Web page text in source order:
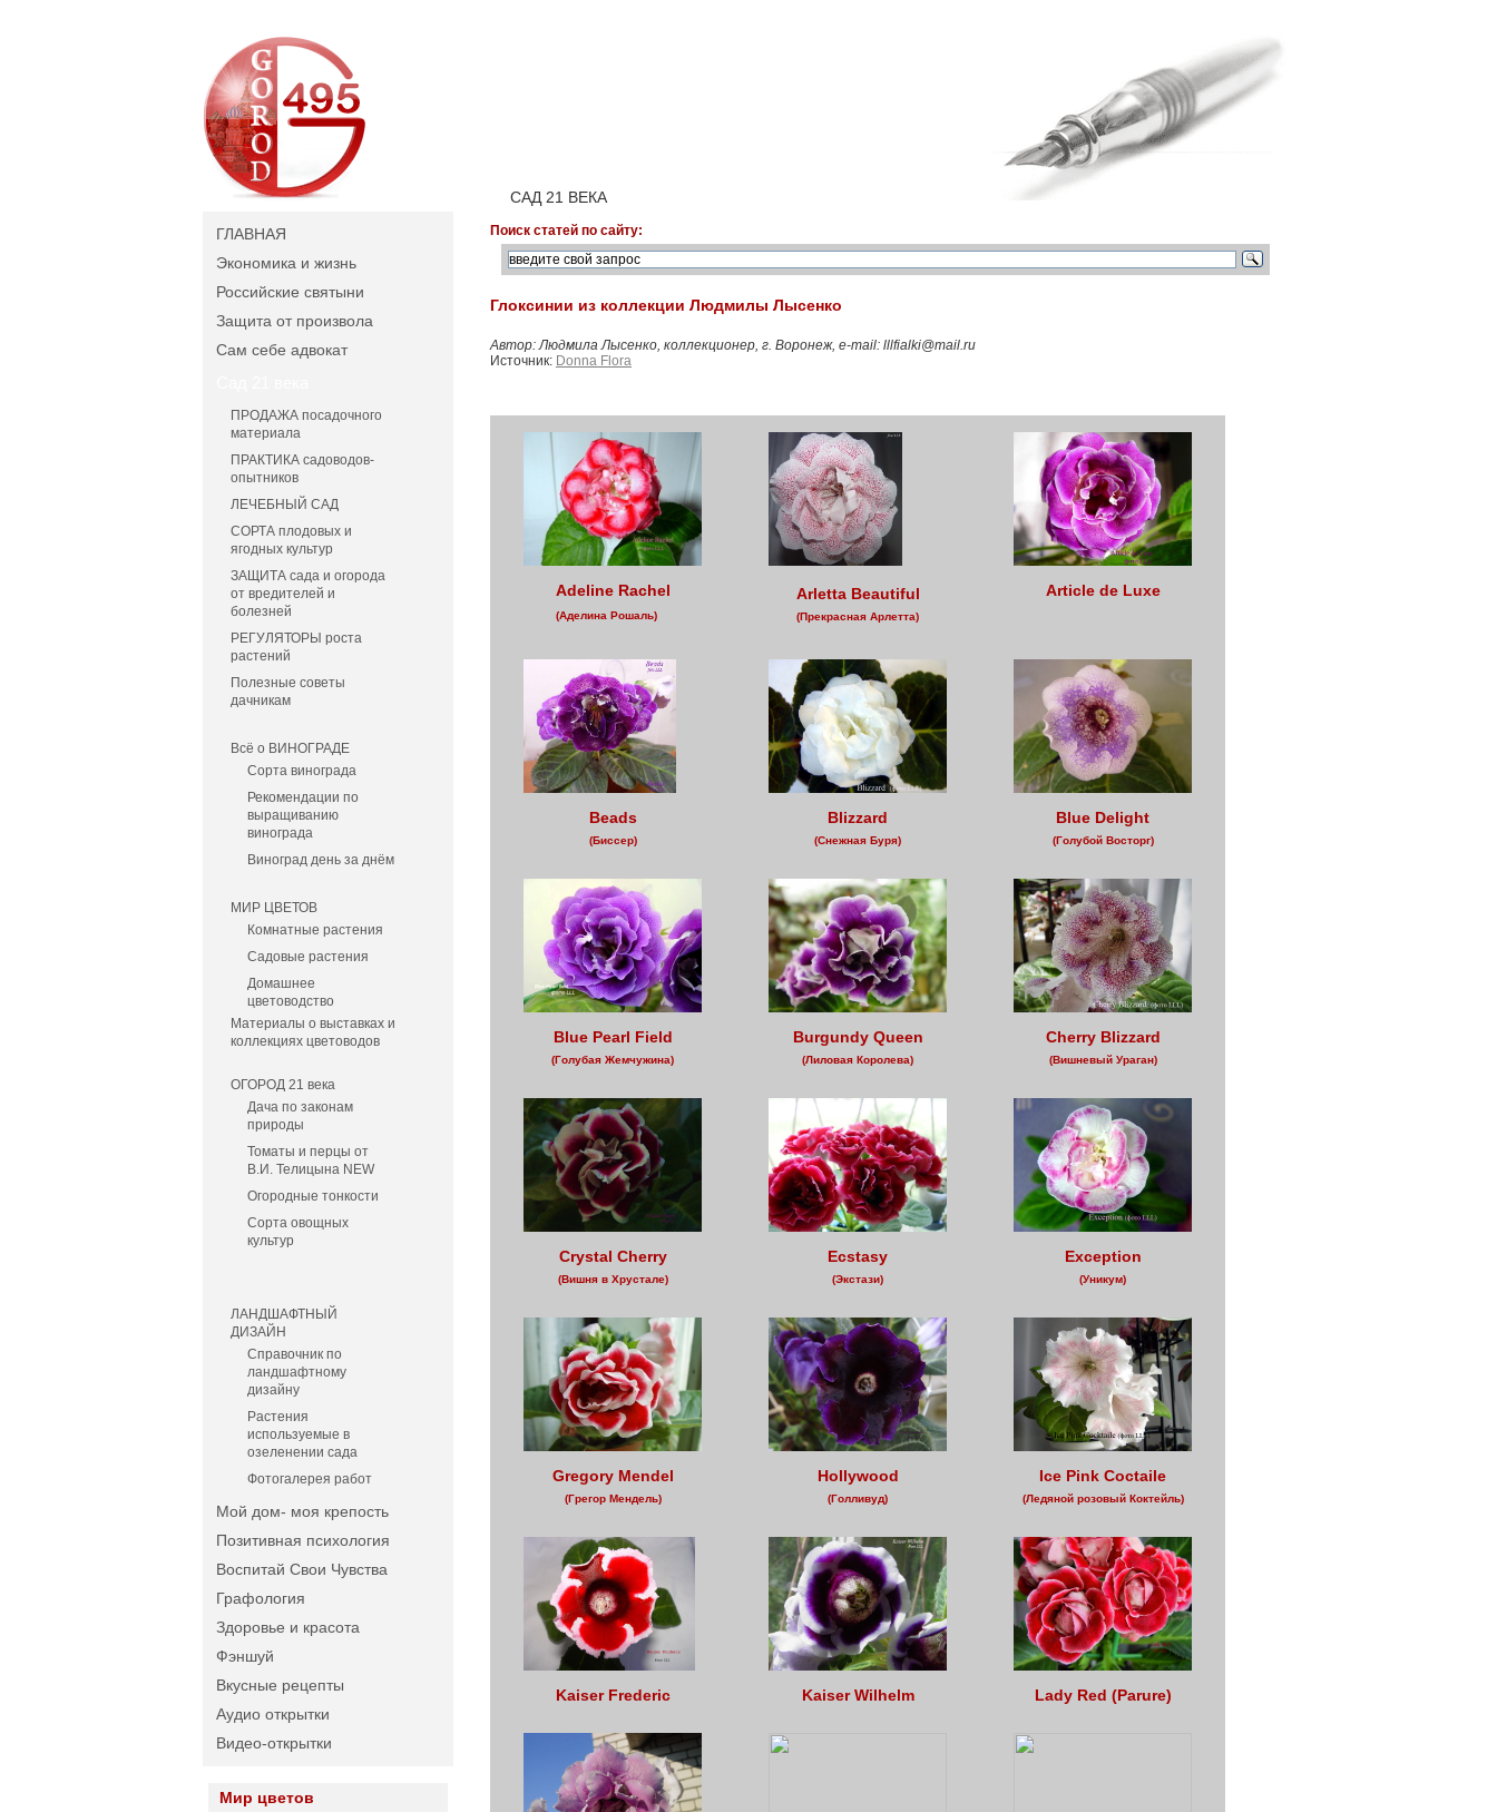
ГЛАВНАЯ
Экономика и жизнь
Российские святыни
Защита от произвола
Сам себе адвокат
ПРОДАЖА посадочного
материала
ПРАКТИКА садоводов-
опытников
ЛЕЧЕБНЫЙ САД
СОРТА плодовых и
ягодных культур
ЗАЩИТА сада и огорода
от вредителей и
болезней
РЕГУЛЯТОРЫ роста
растений
Полезные советы
дачникам
Всё о ВИНОГРАДЕ
Сорта винограда
Рекомендации по
выращиванию
винограда
Виноград день за днём
МИР ЦВЕТОВ
Комнатные растения
Садовые растения
Домашнее
цветоводство
Материалы о выставках и
коллекциях цветоводов
ОГОРОД 21 века
Дача по законам
природы
Томаты и перцы от
В.И. Телицына NEW
Огородные тонкости
Сорта овощных
культур
ЛАНДШАФТНЫЙ
ДИЗАЙН
Справочник по
ландшафтному
дизайну
Растения
используемые в
озеленении сада
Фотогалерея работ
Мой дом- моя крепость
Позитивная психология
Воспитай Свои Чувства
Графология
Здоровье и красота
Фэншуй
Вкусные рецепты
Аудио открытки
Видео-открытки
Мир цветов
САД 21 ВЕКА
Поиск статей по сайту:
Глоксинии из коллекции Людмилы Лысенко
Автор: Людмила Лысенко, коллекционер, г. Воронеж, e-mail: lllfialki@mail.ru
Источник: Donna Flora
Adeline Rachel
(Аделина Рошаль)
Arletta Beautiful
(Прекрасная Арлетта)
Article de Luxe
Beads
(Биссер)
Blizzard
(Снежная Буря)
Blue Delight
(Голубой Восторг)
Blue Pearl Field
(Голубая Жемчужина)
Burgundy Queen
(Лиловая Королева)
Cherry Blizzard
(Вишневый Ураган)
Crystal Cherry
(Вишня в Хрустале)
Ecstasy
(Экстази)
Exception
(Уникум)
Gregory Mendel
(Грегор Мендель)
Hollywood
(Голливуд)
Ice Pink Coctaile
(Ледяной розовый Коктейль)
Kaiser Frederic Kaiser Wilhelm Lady Red (Parure)